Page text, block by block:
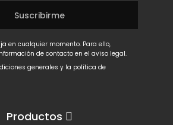
Productos
en cualquier momento. Para ello,
de contacto en el aviso legal.
generales y la política de